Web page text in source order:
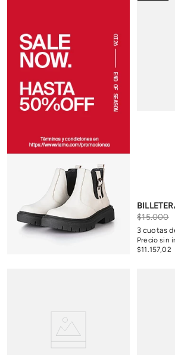
$15.000
Precio sin
$11 157,02
3 cuotas